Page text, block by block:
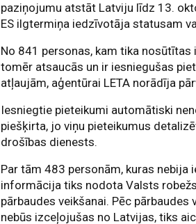
paziņojumu atstāt Latviju līdz 13.
ES ilgtermiņa iedzīvotāja statusam
No 841 personas, kam tika
tomēr atsaucās un ir iesniegušas
atļaujām, aģentūrai LETA norādīja
Iesniegtie pieteikumi automātiski
piešķirta, jo viņu pieteikumus
drošības dienests.
Par tām 483 personām, kuras nebija
informācija tiks nodota Valsts
pārbaudes veikšanai. Pēc pārbaudes
nebūs izceļojušas no Latvijas, tiks